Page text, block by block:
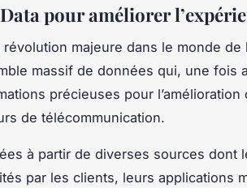
pour améliorer
majeure dans le monde de
massif de données qui, une fois
précieuses pour l’amélioration
de télécommunication.
à partir de diverses sources dont
par les clients, leurs applications